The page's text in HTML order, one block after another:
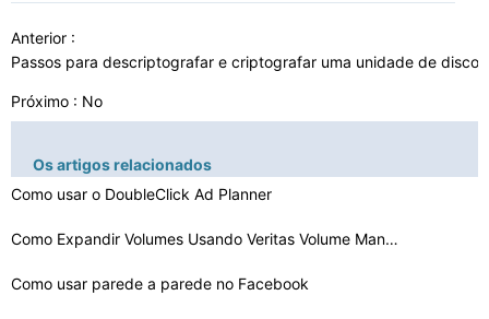
Anterior :
Passos para descriptografar e criptografar uma unidade de disco
Próximo : No
Os artigos relacionados
Como usar o DoubleClick Ad Planner
Como Expandir Volumes Usando Veritas Volume Manager
Como usar parede a parede no Facebook